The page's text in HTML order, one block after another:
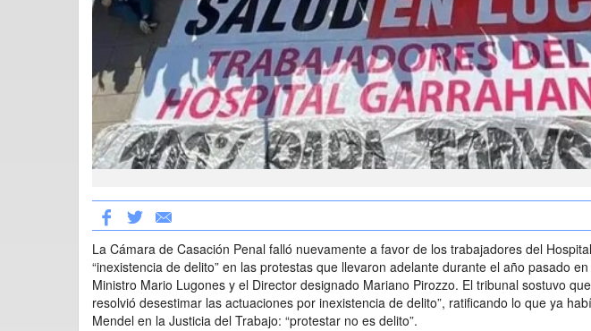
La Cámara de Casación Penal falló nuevamente a favor de los trabajadores del
“inexistencia de delito” en las protestas que llevaron adelante durante el año pasado
Ministro Mario Lugones y el Director designado Mariano Pirozzo. El tribunal sostuvo
resolvió desestimar las actuaciones por inexistencia de delito”, ratificando lo que ya
Mendel en la Justicia del Trabajo: “protestar no es delito”.